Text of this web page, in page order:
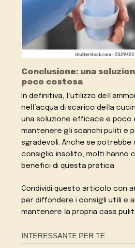
Conclusione: una
poco costosa
In definitiva, l’utilizzo
nell’acqua di scarico della
una soluzione efficace e poco
mantenere gli scarichi puliti e
sgradevoli. Anche se potrebbe
consiglio insolito, molti hanno
benefici di questa pratica.
Condividi questo articolo con
per diffondere i consigli utili e
mantenere la propria casa